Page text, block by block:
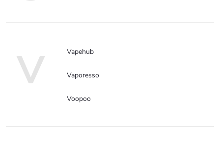
V Vapehub
Vaporesso
Voopoo